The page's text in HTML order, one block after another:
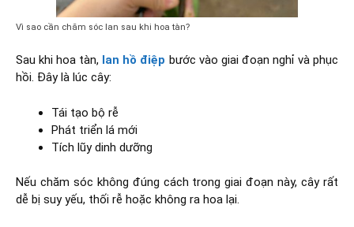
Vì sao cần chăm sóc lan sau khi hoa tàn?
Sau khi hoa tàn, lan hồ điệp bước vào giai đoạn nghỉ và phục
hồi. Đây là lúc cây:
Tái tạo bộ rễ
Phát triển lá mới
Tích lũy dinh dưỡng
Nếu chăm sóc không đúng cách trong giai đoạn này, cây rất
dễ bị suy yếu, thối rễ hoặc không ra hoa lại.